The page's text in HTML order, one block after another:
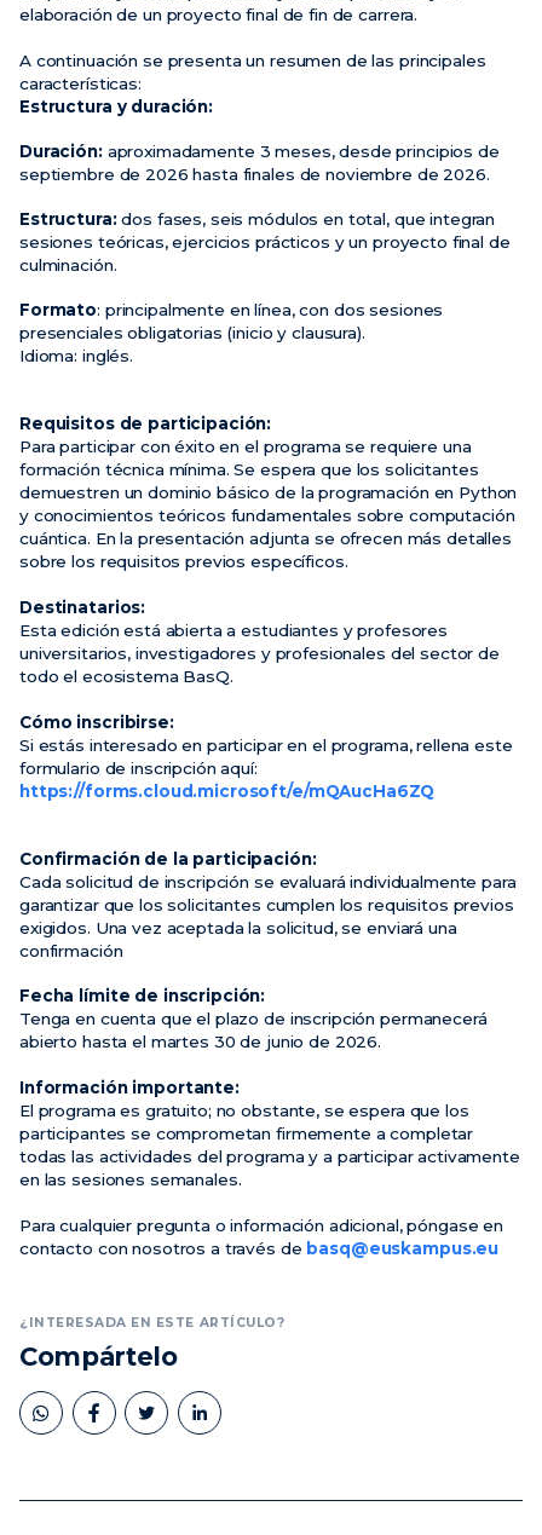
elaboración de un proyecto final de fin de carrera.
A continuación se presenta un resumen de las principales
características:
Estructura y duración:
Duración:aproximadamente 3 meses, desde principios de
septiembre de 2026 hasta finales de noviembre de 2026.
Estructura:dos fases, seis módulos en total, que integran
sesiones teóricas, ejercicios prácticos y un proyecto final de
culminación.
Formato: principalmente en línea, con dos sesiones
presenciales obligatorias (inicio y clausura).
Idioma: inglés.
Requisitos de participación:
Para participar con éxito en el programa se requiere una
formación técnica mínima. Se espera que los solicitantes
demuestren un dominio básico de la programación en Python
y conocimientos teóricos fundamentales sobre computación
cuántica. En la presentación adjunta se ofrecen más detalles
sobre los requisitos previos específicos.
Destinatarios:
Esta edición está abierta a estudiantes y profesores
universitarios, investigadores y profesionales del sector de
todo el ecosistema BasQ.
Cómo inscribirse:
Si estás interesado en participar en el programa, rellena este
formulario de inscripción aquí:
https://forms.cloud.microsoft/e/mQAucHa6ZQ
Confirmación de la participación:
Cada solicitud de inscripción se evaluará individualmente para
garantizar que los solicitantes cumplen los requisitos previos
exigidos. Una vez aceptada la solicitud, se enviará una
confirmación
Fecha límite de inscripción:
Tenga en cuenta que el plazo de inscripción permanecerá
abierto hasta el martes 30 de junio de 2026.
Información importante:
El programa es gratuito; no obstante, se espera que los
participantes se comprometan firmemente a completar
todas las actividades del programa y a participar activamente
en las sesiones semanales.
Para cualquier pregunta o información adicional, póngase en
contacto con nosotros a través de basq@euskampus.eu
¿INTERESADA EN ESTE ARTÍCULO?
Compártelo